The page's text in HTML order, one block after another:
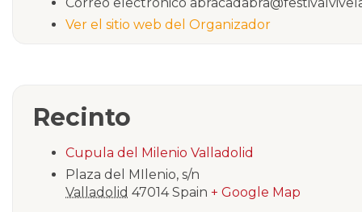
Ver el sitio web del Organizador
Recinto
Cupula del Milenio Valladolid
Plaza del MIlenio, s/n
Valladolid 47014 Spain + Google Map